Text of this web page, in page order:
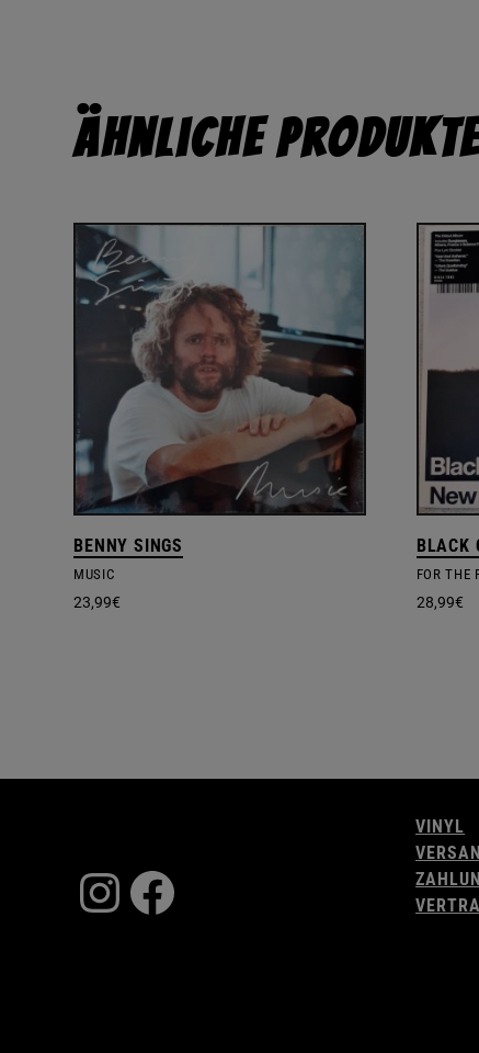
Ähnliche
BENNY SINGS
MUSIC
23,99€
BLACK
FOR THE
28,99€
Instagram
Facebook
VINYL